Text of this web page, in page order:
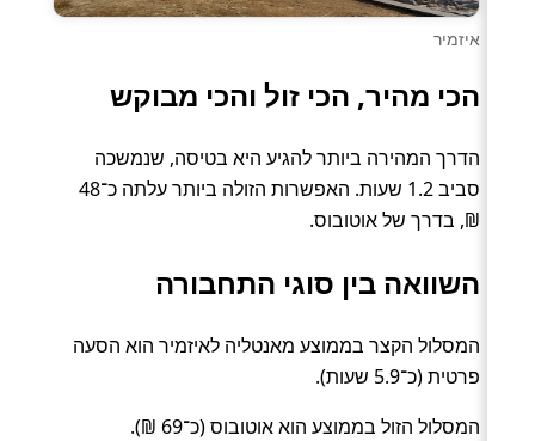
איזמיר
הכי מהיר, הכי זול והכי מבוקש
הדרך המהירה ביותר להגיע היא בטיסה, שנמשכה
סביב 1.2 שעות. האפשרות הזולה ביותר עלתה כ־48
₪, בדרך של אוטובוס.
השוואה בין סוגי התחבורה
המסלול הקצר בממוצע מאנטליה לאיזמיר הוא הסעה
פרטית (כ־5.9 שעות).
המסלול הזול בממוצע הוא אוטובוס (כ־69 ₪).